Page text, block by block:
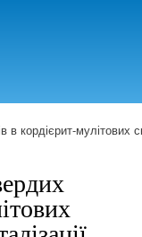
кордієрит-мулітових